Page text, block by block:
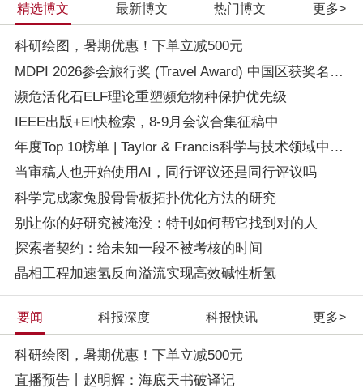
精选博文 最新博文 热门博文 更多>
科研绘图，暑期优惠！下单立减500元
MDPI 2026参会旅行奖 (Travel Award) 中国区获奖名单公布！
濒危活化石ELF理论重塑濒危物种保护优先级
IEEE出版+EI快检索，8-9月会议合集征稿中
年度Top 10榜单 | Taylor & Francis科学与技术领域中国作者最受欢迎 ...
当审稿人也开始使用AI，同行评议还是同行评议吗
科学完成家兔股骨骨板拓扑优化方法的研究
别让你的好研究被淹没：特刊如何帮它找到对的人
探索者契约：给未知一段不被考核的时间
晶相工程加速氢反向溢流实现高效碱性析氢
要闻 科报深度 科报快讯 更多>
科研绘图，暑期优惠！下单立减500元
直播预告丨赵明辉：海底天书破译记